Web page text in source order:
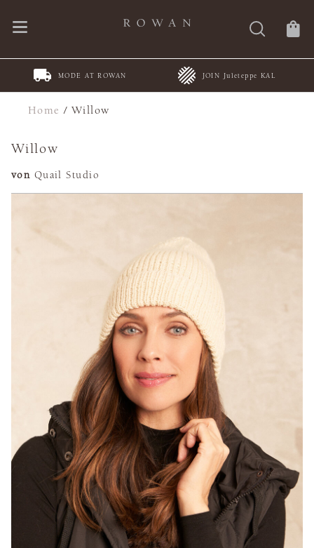
MODE AT ROWAN JOIN Juleteppe KAL
Home /Willow
Willow
von Quail Studio